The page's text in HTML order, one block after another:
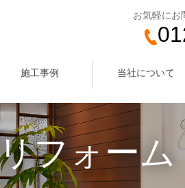
お気軽にお
施工事例 当社について
フォーム